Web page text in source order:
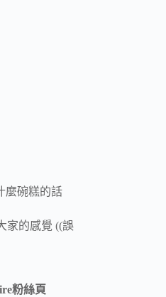
麼碗糕的話
家的感覺 ((誤
粉絲頁